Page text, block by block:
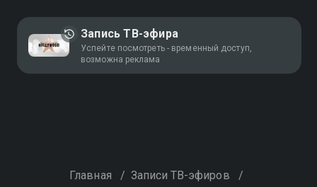
Запись ТВ-эфира
Успейте посмотреть - временный доступ,
возможна реклама
Главная / Записи ТВ-эфиров /